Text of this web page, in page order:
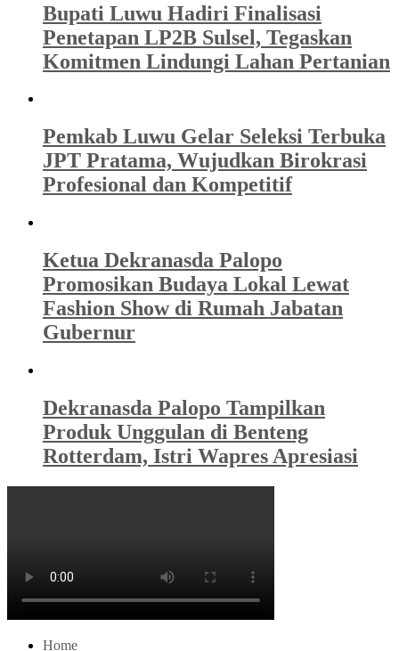
Bupati Luwu Hadiri Finalisasi
Penetapan LP2B Sulsel, Tegaskan
Komitmen Lindungi Lahan Pertanian
Pemkab Luwu Gelar Seleksi Terbuka
JPT Pratama, Wujudkan Birokrasi
Profesional dan Kompetitif
Ketua Dekranasda Palopo
Promosikan Budaya Lokal Lewat
Fashion Show di Rumah Jabatan
Gubernur
Dekranasda Palopo Tampilkan
Produk Unggulan di Benteng
Rotterdam, Istri Wapres Apresiasi
Home